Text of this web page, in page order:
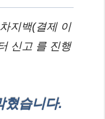
지백(결제 이
신고 를 진행
혔습니다.